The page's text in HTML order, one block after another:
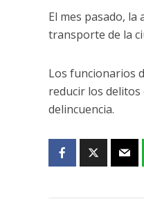
El mes pasado,
transporte de la
Los funcionarios
reducir los
delincuencia.